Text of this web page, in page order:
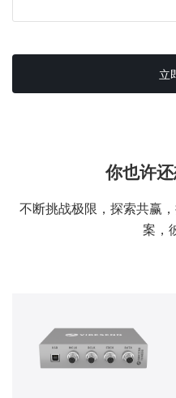
立
你也许
不断挑战极限，探索共赢
案，